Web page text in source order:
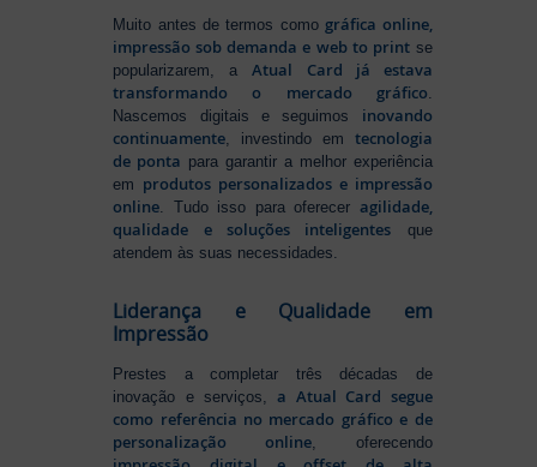
Muito antes de termos como gráfica online,
impressão sob demanda e web to printse
popularizarem, aAtual Card já estava
transformando o mercado gráfico
Nascemos digitais e seguimos inovando
continuamente , investindo em tecnologia
de ponta para garantir a melhor experiência
em produtos personalizados e impressão
online . Tudo isso para oferecer agilidade,
qualidade e soluções inteligentes que
atendem às suas necessidades.
Liderança e Qualidade em
Impressão
Prestes a completar três décadas de
inovação e serviços,a Atual Card segue
como referência no mercado gráfico e de
personalização online, oferecendo